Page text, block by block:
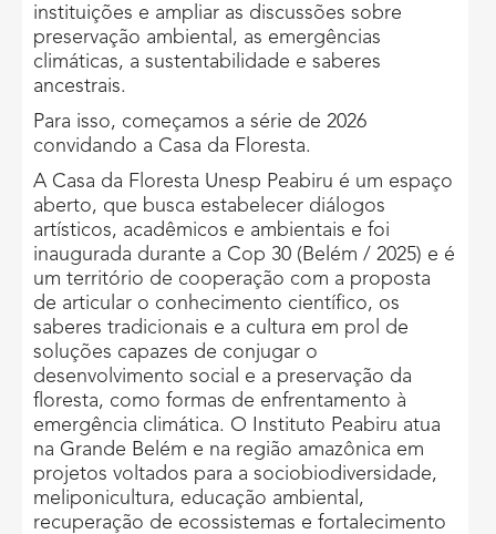
instituições e ampliar as discussões sobre
preservação ambiental, as emergências
climáticas, a sustentabilidade e saberes
ancestrais.
Para isso, começamos a série de 2026
convidando a Casa da Floresta.
A Casa da Floresta Unesp Peabiru é um espaço
aberto, que busca estabelecer diálogos
artísticos, acadêmicos e ambientais e foi
inaugurada durante a Cop 30 (Belém / 2025) e é
um território de cooperação com a proposta
de articular o conhecimento científico, os
saberes tradicionais e a cultura em prol de
soluções capazes de conjugar o
desenvolvimento social e a preservação da
floresta, como formas de enfrentamento à
emergência climática. O Instituto Peabiru atua
na Grande Belém e na região amazônica em
projetos voltados para a sociobiodiversidade,
meliponicultura, educação ambiental,
recuperação de ecossistemas e fortalecimento